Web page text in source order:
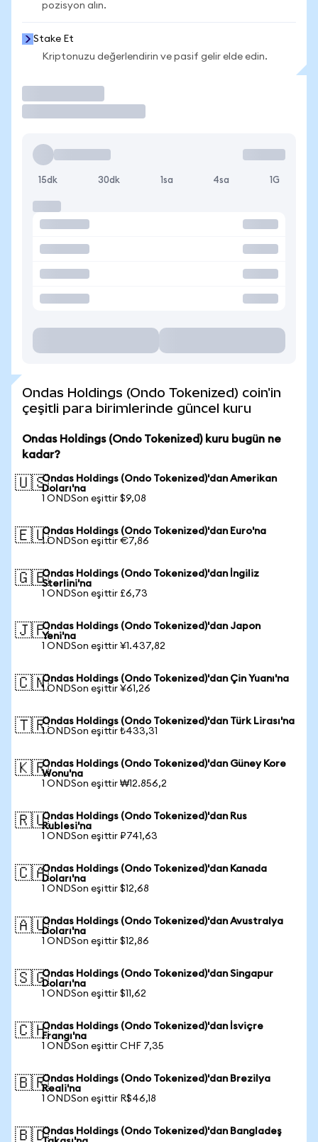
pozisyon alın.
Stake Et
Kriptonuzu değerlendirin ve pasif gelir elde edin.
15dk 30dk 1sa 4sa 1G
Ondas Holdings (Ondo Tokenized) coin'in
çeşitli para birimlerinde güncel kuru
Ondas Holdings (Ondo Tokenized) kuru bugün ne
kadar?
🇺🇸Ondas Holdings (Ondo Tokenized)'dan Amerikan
Doları'na
1 ONDSon eşittir $9,08
🇪🇺Ondas Holdings (Ondo Tokenized)'dan Euro'na
1 ONDSon eşittir €7,86
🇬🇧Ondas Holdings (Ondo Tokenized)'dan İngiliz
Sterlini'na
1 ONDSon eşittir £6,73
🇯🇵Ondas Holdings (Ondo Tokenized)'dan Japon
Yeni'na
1 ONDSon eşittir ¥1.437,82
🇨🇳Ondas Holdings (Ondo Tokenized)'dan Çin Yuanı'na
1 ONDSon eşittir ¥61,26
🇹🇷Ondas Holdings (Ondo Tokenized)'dan Türk Lirası'na
1 ONDSon eşittir ₺433,31
🇰🇷Ondas Holdings (Ondo Tokenized)'dan Güney Kore
Wonu'na
1 ONDSon eşittir ₩12.856,2
🇷🇺Ondas Holdings (Ondo Tokenized)'dan Rus
Rublesi'na
1 ONDSon eşittir ₽741,63
🇨🇦Ondas Holdings (Ondo Tokenized)'dan Kanada
Doları'na
1 ONDSon eşittir $12,68
🇦🇺Ondas Holdings (Ondo Tokenized)'dan Avustralya
Doları'na
1 ONDSon eşittir $12,86
🇸🇬Ondas Holdings (Ondo Tokenized)'dan Singapur
Doları'na
1 ONDSon eşittir $11,62
🇨🇭Ondas Holdings (Ondo Tokenized)'dan İsviçre
Frangı'na
1 ONDSon eşittir CHF 7,35
🇧🇷Ondas Holdings (Ondo Tokenized)'dan Brezilya
Reali'na
1 ONDSon eşittir R$46,18
🇧🇩Ondas Holdings (Ondo Tokenized)'dan Bangladeş